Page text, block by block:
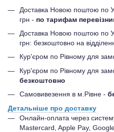
Доставка Новою поштою по
грн - по тарифам
Доставка Новою поштою по
грн: безкоштовно на
Кур'єром по Рівному для
Кур'єром по Рівному для
безкоштовно
Самовивезення в м.Рівне -
Детальніше про доставку
Онлайн-оплата через
Mastercard, Apple Pay,